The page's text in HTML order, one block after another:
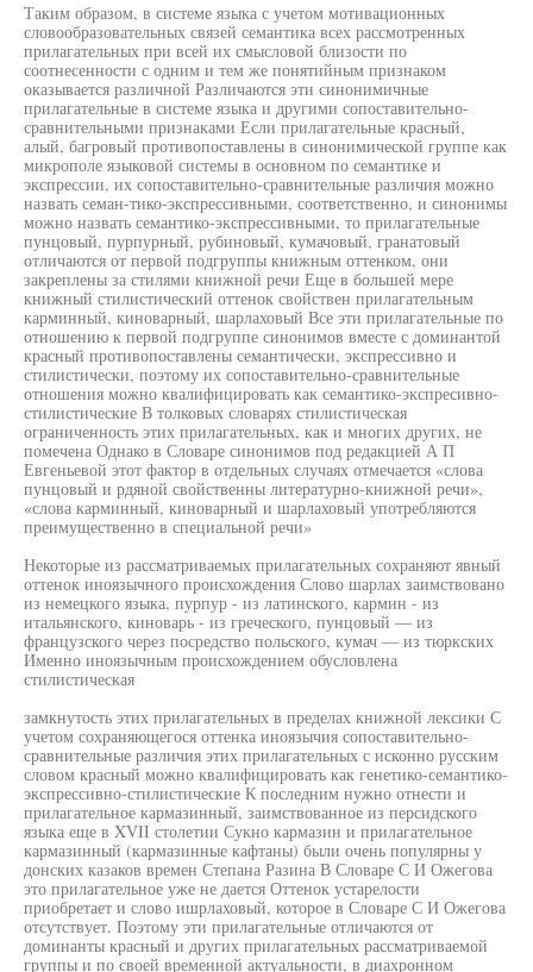
Таким образом, в системе языка с учетом мотивационных
словообразовательных связей семантика всех рассмотренных
прилагательных при всей их смысловой близости по
соотнесенности с одним и тем же понятийным признаком
оказывается различной Различаются эти синонимичные
прилагательные в системе языка и другими сопоставительно-
сравнительными признаками Если прилагательные красный,
алый, багровый противопоставлены в синонимической группе как
микрополе языковой системы в основном по семантике и
экспрессии, их сопоставительно-сравнительные различия можно
назвать семан-тико-экспрессивными, соответственно, и синонимы
можно назвать семантико-экспрессивными, то прилагательные
пунцовый, пурпурный, рубиновый, кумачовый, гранатовый
отличаются от первой подгруппы книжным оттенком, они
закреплены за стилями книжной речи Еще в большей мере
книжный стилистический оттенок свойствен прилагательным
карминный, киноварный, шарлаховый Все эти прилагательные по
отношению к первой подгруппе синонимов вместе с доминантой
красный противопоставлены семантически, экспрессивно и
стилистически, поэтому их сопоставительно-сравнительные
отношения можно квалифицировать как семантико-экспресивно-
стилистические В толковых словарях стилистическая
ограниченность этих прилагательных, как и многих других, не
помечена Однако в Словаре синонимов под редакцией А П
Евгеньевой этот фактор в отдельных случаях отмечается «слова
пунцовый и рдяной свойственны литературно-книжной речи»,
«слова карминный, киноварный и шарлаховый употребляются
преимущественно в специальной речи»
Некоторые из рассматриваемых прилагательных сохраняют явный
оттенок иноязычного происхождения Слово шарлах заимствовано
из немецкого языка, пурпур - из латинского, кармин - из
итальянского, киноварь - из греческого, пунцовый — из
французского через посредство польского, кумач — из тюркских
Именно иноязычным происхождением обусловлена
стилистическая
замкнутость этих прилагательных в пределах книжной лексики С
учетом сохраняющегося оттенка иноязычия сопоставительно-
сравнительные различия этих прилагательных с исконно русским
словом красный можно квалифицировать как генетико-семантико-
экспрессивно-стилистические К последним нужно отнести и
прилагательное кармазинный, заимствованное из персидского
языка еще в XVII столетии Сукно кармазин и прилагательное
кармазинный (кармазинные кафтаны) были очень популярны у
донских казаков времен Степана Разина В Словаре С И Ожегова
это прилагательное уже не дается Оттенок устарелости
приобретает и слово ишрлаховый, которое в Словаре С И Ожегова
отсутствует. Поэтому эти прилагательные отличаются от
доминанты красный и других прилагательных рассматриваемой
группы и по своей временной актуальности, в диахронном